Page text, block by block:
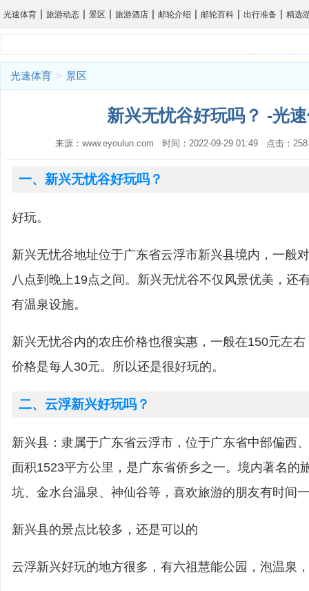
光速体育 | 旅游动态 | 景区 | 旅游酒店 | 邮轮介绍 | 邮轮百科 | 出行准备 | 精选
光速体育 > 景区
新兴无忧谷好玩吗？ -光
来源：www.eyoulun.com 时间：2022-09-29 01:49 点击：
一、新兴无忧谷好玩吗？
好玩。
新兴无忧谷地址位于广东省云浮市新兴县境内，一般
八点到晚上19点之间。新兴无忧谷不仅风景优美，还
有温泉设施。
新兴无忧谷内的农庄价格也很实惠，一般在150元左
价格是每人30元。所以还是很好玩的。
二、云浮新兴好玩吗？
新兴县：隶属于广东省云浮市，位于广东省中部偏西
面积1523平方公里，是广东省侨乡之一。境内著名的
坑、金水台温泉、神仙谷等，喜欢旅游的朋友有时间
新兴县的景点比较多，还是可以的
云浮新兴好玩的地方很多，有六祖慧能公园，泡温泉